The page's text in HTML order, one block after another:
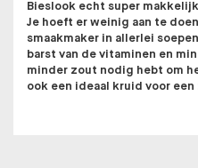
Bieslook echt super
Je hoeft er weinig aan te
smaakmaker in allerlei
barst van de vitaminen en
minder zout nodig hebt om
ook een ideaal kruid voor